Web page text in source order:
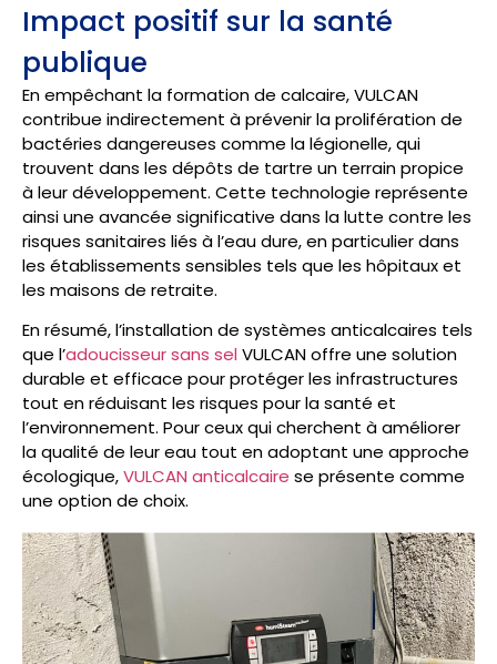
Impact positif sur la santé
publique
En empêchant la formation de calcaire, VULCAN
contribue indirectement à prévenir la prolifération de
bactéries dangereuses comme la légionelle, qui
trouvent dans les dépôts de tartre un terrain propice
à leur développement. Cette technologie représente
ainsi une avancée significative dans la lutte contre les
risques sanitaires liés à l’eau dure, en particulier dans
les établissements sensibles tels que les hôpitaux et
les maisons de retraite.
En résumé, l’installation de systèmes anticalcaires tels
que l’adoucisseur sans sel VULCAN offre une solution
durable et efficace pour protéger les infrastructures
tout en réduisant les risques pour la santé et
l’environnement. Pour ceux qui cherchent à améliorer
la qualité de leur eau tout en adoptant une approche
écologique,VULCAN anticalcaire se présente comme
une option de choix.